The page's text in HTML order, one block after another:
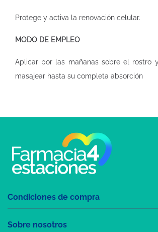
Protege y activa la renovación celular.
MODO DE EMPLEO
Aplicar por las mañanas sobre el rostro
masajear hasta su completa absorción
Condiciones de compra
Sobre nosotros